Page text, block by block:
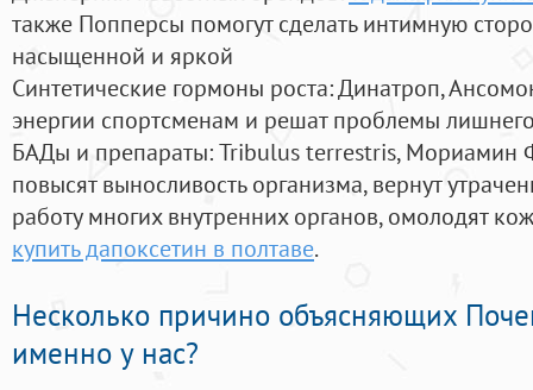
также Попперсы помогут сделать интимную
насыщенной и яркой
Синтетические гормоны роста: Динатроп,
энергии спортсменам и решат проблемы
БАДы и препараты:Tribulus terrestris, Мориамин
повысят выносливость организма, вернут
работу многих внутренних органов, омолодят
купить дапоксетин в полтаве.
Несколько причино объясняющих
именно у нас?